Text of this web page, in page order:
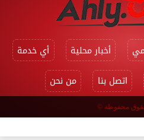
أخبار محلية
أي خدمة
اتصل بنا من نحن
محفوظة ©